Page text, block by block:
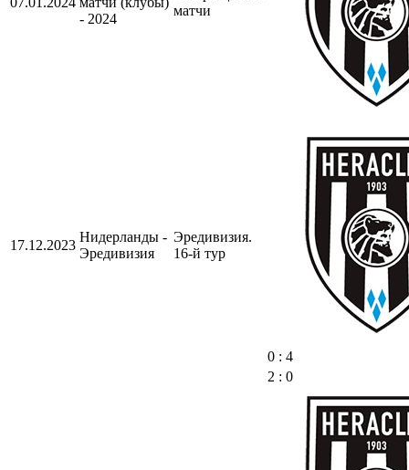
- 2024
матчи
17.12.2023
Нидерланды -
Эредивизия
Эредивизия.
16-й тур
0 : 4
2 : 0